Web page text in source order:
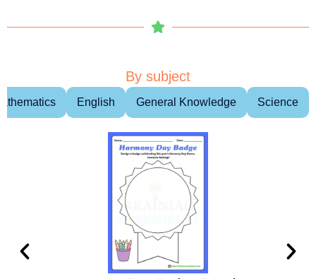
By subject
English General Knowledge Science